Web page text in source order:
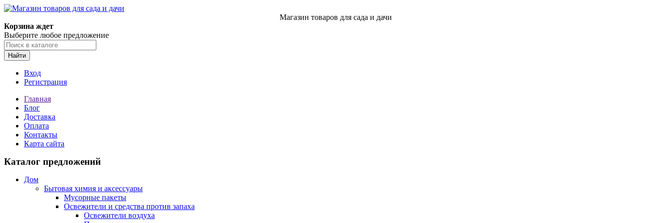
Магазин товаров для сада и дачи
Корзина ждет
Выберите любое предложение
Найти
Вход
Регистрация
Главная
Блог
Доставка
Оплата
Контакты
Карта сайта
Каталог предложений
Дом
Бытовая химия и аксессуары
Мусорные пакеты
Освежители и средства против запаха
Освежители воздуха